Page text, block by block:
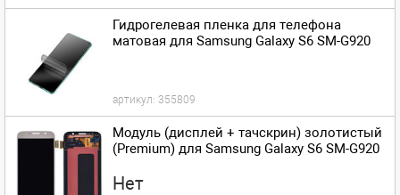
Гидрогелевая пленка для телефона
матовая для Samsung Galaxy S6 SM-G920
артикул: 355809
Модуль (дисплей + тачскрин) золотистый
(Premium) для Samsung Galaxy S6 SM-G920
Нет